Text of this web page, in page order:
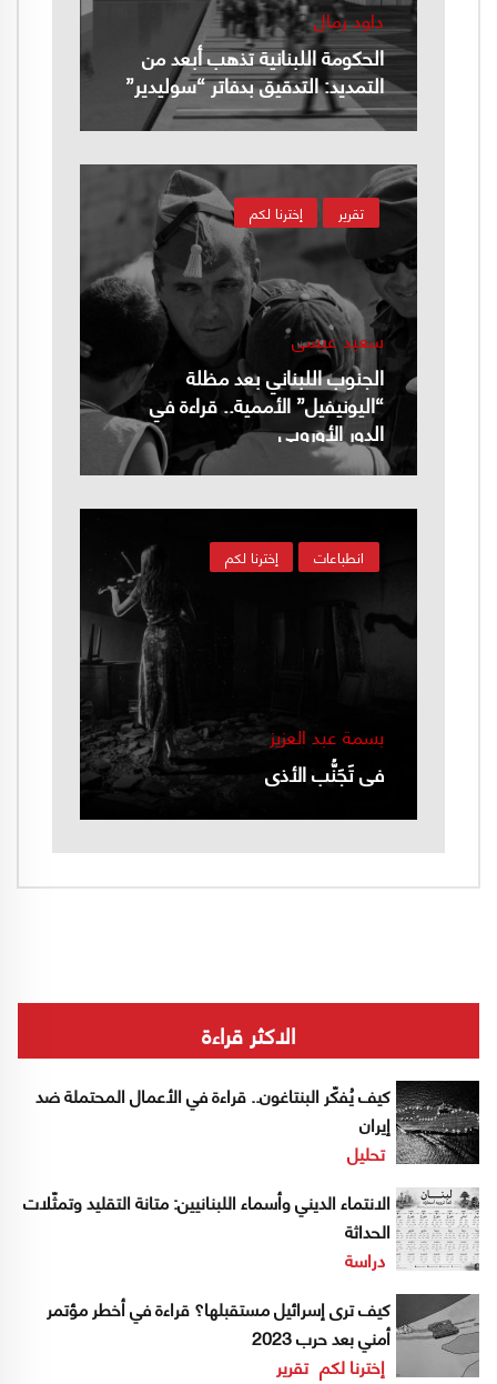
داود رمال
الحكومة اللبنانية تذهب أبعد من
التمديد: التدقيق بدفاتر “سوليدير”
إخترنا لكم تقرير
سعيد عيسى
الجنوب اللبناني بعد مظلة
“اليونيفيل” الأممية.. قراءة في
الدور الأوروبي
إخترنا لكم انطباعات
بسمة عبد العزيز
في تَجَنُّب الأذى
الاكثر قراءة
كيف يُفكّر البنتاغون.. قراءة في الأعمال المحتملة ضد
إيران
تحليل
الانتماء الديني وأسماء اللبنانيين: متانة التقليد وتمثّلات
الحداثة
دراسة
كيف ترى إسرائيل مستقبلها؟ قراءة في أخطر مؤتمر
أمني بعد حرب 2023
إخترنا لكم تقرير